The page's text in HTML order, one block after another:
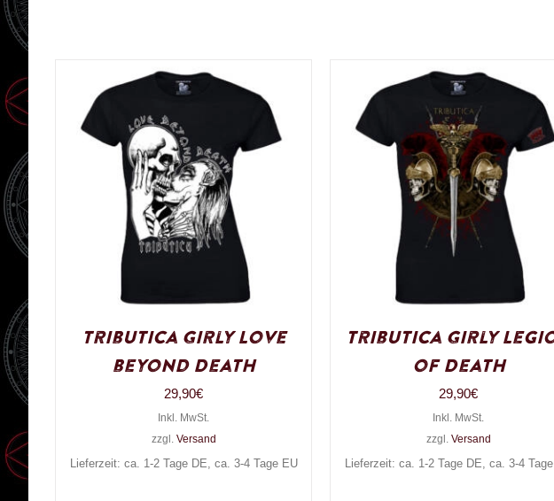
Tributica Girly Love
beyond Death
29,90€
Inkl. MwSt.
zzgl. Versand
Lieferzeit: ca. 1-2 Tage DE, ca. 3-4 Tage EU
Tributica Girly
of Death
29,90€
Inkl. MwSt.
zzgl. Versand
Lieferzeit: ca. 1-2 Tage DE, ca. 3-4